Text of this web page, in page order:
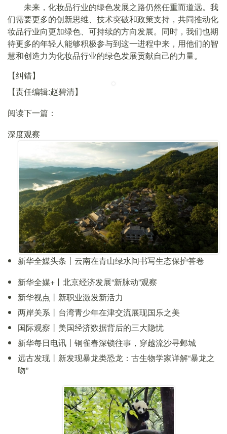
未来，化妆品行业的绿色发展之路仍然任重而道远。我
们需要更多的创新思维、技术突破和政策支持，共同推动化
妆品行业向更加绿色、可持续的方向发展。同时，我们也期
待更多的年轻人能够积极参与到这一进程中来，用他们的智
慧和创造力为化妆品行业的绿色发展贡献自己的力量。
【纠错】
【责任编辑:赵碧清】
阅读下一篇：
深度观察
新华全媒头条丨云南在青山绿水间书写生态保护答卷
新华全媒+丨北京经济发展“新脉动”观察
新华视点丨新职业激发新活力
两岸关系丨台湾青少年在津交流展现国乐之美
国际观察丨美国经济数据背后的三大隐忧
新华每日电讯丨铜雀春深锁往事，穿越流沙寻邺城
远古发现丨新发现暴龙类恐龙：古生物学家详解“暴龙之
吻”